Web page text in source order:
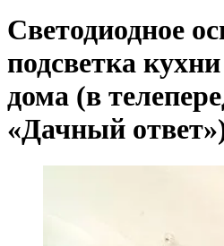
Светодиодное
подсветка
дома (в
«Дачный